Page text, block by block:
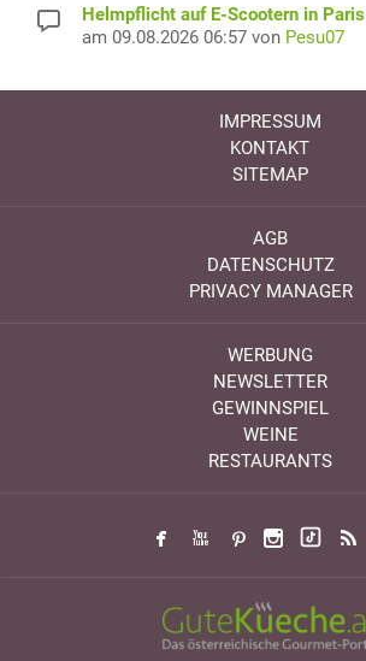
Helmpflicht auf E-Scootern in Paris
am 09.08.2026 06:57 von Pesu07
IMPRESSUM
KONTAKT
SITEMAP
AGB
DATENSCHUTZ
PRIVACY MANAGER
WERBUNG
NEWSLETTER
GEWINNSPIEL
WEINE
RESTAURANTS